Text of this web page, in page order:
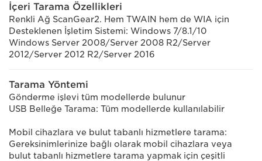
İçeri Tarama Özellikleri
Renkli Ağ ScanGear2. Hem TWAIN hem de WIA için
Desteklenen İşletim Sistemi: Windows 7/8.1/10
Windows Server 2008/Server 2008 R2/Server
2012/Server 2012 R2/Server 2016
Tarama Yöntemi
Gönderme işlevi tüm modellerde bulunur
USB Belleğe Tarama: Tüm modellerde kullanılabilir
Mobil cihazlara ve bulut tabanlı hizmetlere tarama:
Gereksinimlerinize bağlı olarak mobil cihazlara veya
bulut tabanlı hizmetlere tarama yapmak için çeşitli